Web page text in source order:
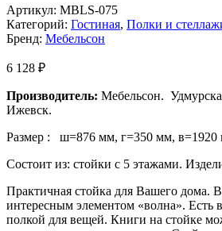
Артикул: MBLS-075
Категорий: Гостиная, Полки и
Бренд: Мебельсон
6 128 ₽
Производитель: Мебельсон.
Ижевск.
Размер : ш=876 мм, г=350 мм, в=1920
Состоит из: стойки с 5 этажами.
Практичная стойка для Вашего дома.
интересным элементом «волна». Есть
полкой для вещей. Книги на стойке